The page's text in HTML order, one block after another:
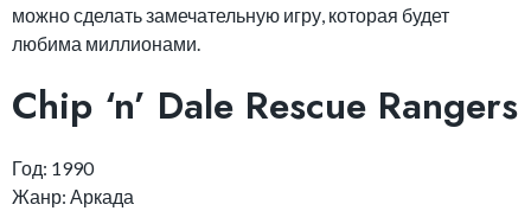
можно сделать замечательную игру, которая будет
любима миллионами.
Chip ‘n’ Dale Rescue Rangers
Год: 1990
Жанр: Аркада